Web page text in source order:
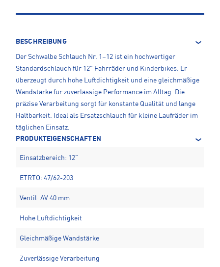
BESCHREIBUNG
Der Schwalbe Schlauch Nr. 1–12 ist ein hochwertiger
Standardschlauch für 12" Fahrräder und Kinderbikes. Er
überzeugt durch hohe Luftdichtigkeit und eine gleichmäßige
Wandstärke für zuverlässige Performance im Alltag. Die
präzise Verarbeitung sorgt für konstante Qualität und lange
Haltbarkeit. Ideal als Ersatzschlauch für kleine Laufräder im
täglichen Einsatz.
PRODUKTEIGENSCHAFTEN
Einsatzbereich: 12"
ETRTO: 47/62-203
Ventil: AV 40 mm
Hohe Luftdichtigkeit
Gleichmäßige Wandstärke
Zuverlässige Verarbeitung